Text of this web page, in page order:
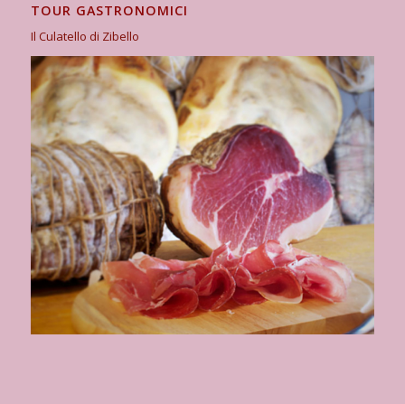
TOUR GASTRONOMICI
Il Culatello di Zibello